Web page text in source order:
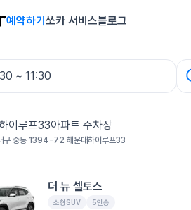
예약하기 쏘카 서비스블로그
~ 11:30
주차장 렌터카
이루프33아파트 주차장
구 중동 1394-72 해운대하이루프33
더 뉴 셀토스
소형SUV 5인승